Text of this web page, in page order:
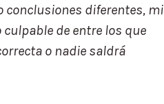
conclusiones diferentes, mi
de entre los que
o nadie saldrá